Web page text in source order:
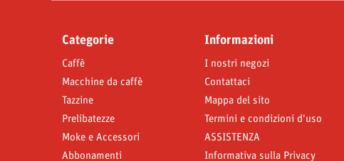
Categorie
Caffè
Macchine da caffè
Tazzine
Prelibatezze
Moke e Accessori
Abbonamenti
Informazioni
I nostri negozi
Contattaci
Mappa del sito
Termini e condizioni d'uso
ASSISTENZA
Informativa sulla Privacy